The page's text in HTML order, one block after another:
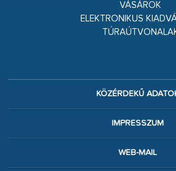
VÁSÁROK
ELEKTRONIKUS
KÖZÉRDEKŰ
IMPRESSZUM
WEB-MAIL